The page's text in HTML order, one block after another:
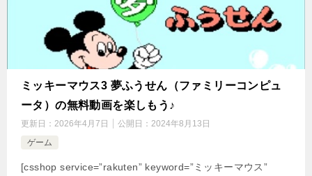
ミッキーマウス3 夢ふうせん（ファミリーコンピュ
ータ）の無料動画を楽しもう♪
更新日： 2026年4月7日 公開日： 2024年8月13日
ゲーム
[csshop service=”rakuten” keyword=”ミッキーマウス”